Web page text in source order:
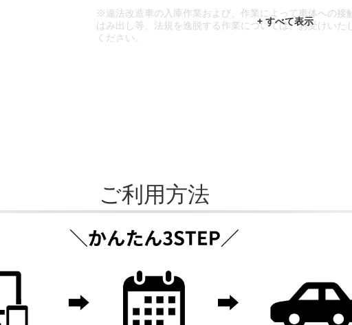
※違法改造車の入庫作業および、作業によって車体への接
はみ出し等、法規を逸脱する作業については、お受けいた
ください。
ご利用方法